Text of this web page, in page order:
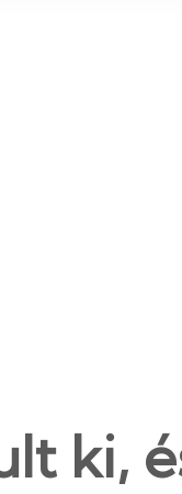
ki,